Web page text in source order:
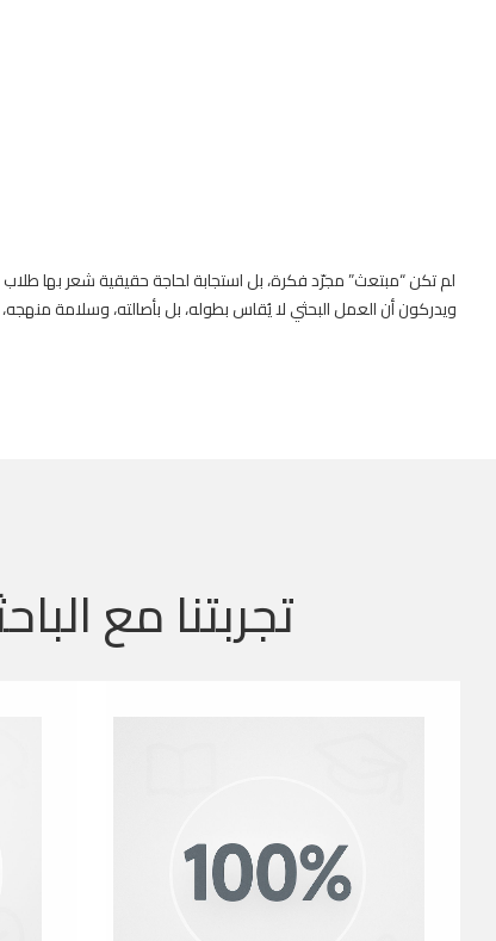
لم تكن “مبتعث” مجرّد فكرة، بل استجابة لحاجة حقيقية شعر بها طلاب
ويدركون أن العمل البحثي لا يُقاس بطوله، بل بأصالته، وسلامة
تجربتنا مع